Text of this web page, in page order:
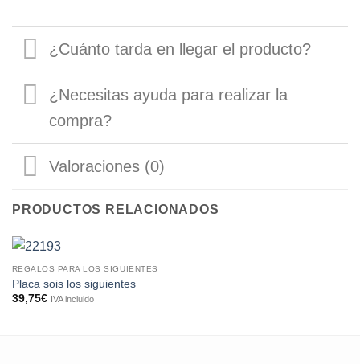
¿Cuánto tarda en llegar el producto?
¿Necesitas ayuda para realizar la
compra?
Valoraciones (0)
PRODUCTOS RELACIONADOS
REGALOS PARA LOS SIGUIENTES
Placa sois los siguientes
39,75€ IVA incluido